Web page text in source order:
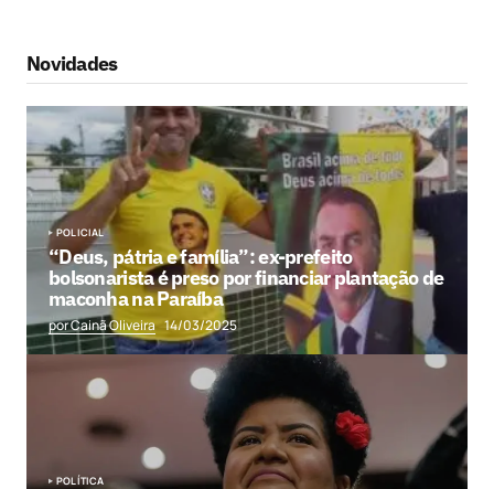
Novidades
POLICIAL
“Deus, pátria e família”: ex-prefeito
bolsonarista é preso por financiar plantação de
maconha na Paraíba
por Cainã Oliveira 14/03/2025
POLÍTICA